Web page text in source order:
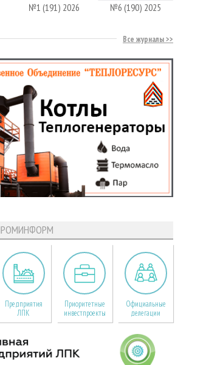
№1 (191) 2026 №6 (190) 2025
Все журналы
Предприятия
ЛПК
Приоритетные
инвестпроекты
Официальные
делегации